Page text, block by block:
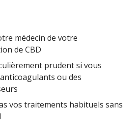
médecin de votre
de CBD
prudent si vous
ou des
vos traitements habituels sans